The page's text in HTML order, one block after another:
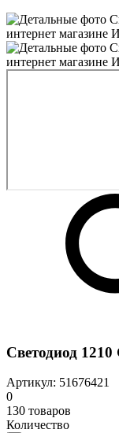
Светодиод
Артикул: 51676421
0
130 товаров
Количество